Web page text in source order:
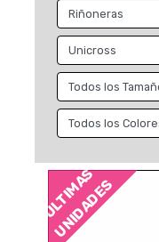
ÚLTIMAS
UNIDADES